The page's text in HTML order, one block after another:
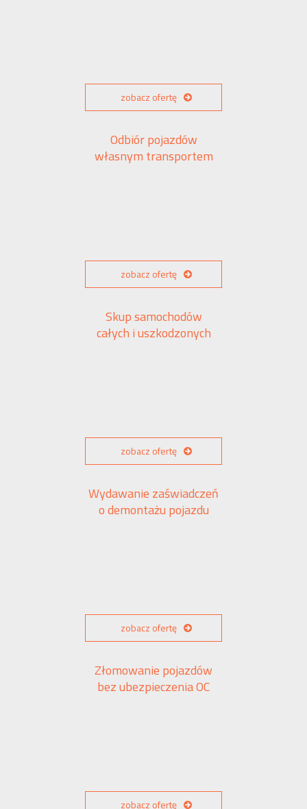
zobacz ofertę
Odbiór pojazdów
własnym transportem
zobacz ofertę
Skup samochodów
całych i uszkodzonych
zobacz ofertę
Wydawanie zaświadczeń
o demontażu pojazdu
zobacz ofertę
Złomowanie pojazdów
bez ubezpieczenia OC
zobacz ofertę